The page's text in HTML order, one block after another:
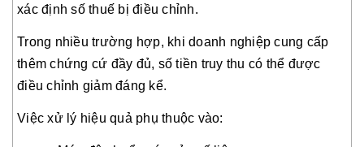
xác định số thuế bị điều chỉnh.
Trong nhiều trường hợp, khi doanh nghiệp cung cấp
thêm chứng cứ đầy đủ, số tiền truy thu có thể được
điều chỉnh giảm đáng kể.
Việc xử lý hiệu quả phụ thuộc vào: